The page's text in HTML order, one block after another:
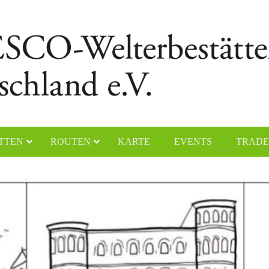
Dom
„Die Wies“
Lorsch
Naumburger Dom
Klosteranlage Maulbronn
Kölner Dom
Klosterinsel Reichenau
ROUTEN KARTE EVENTS